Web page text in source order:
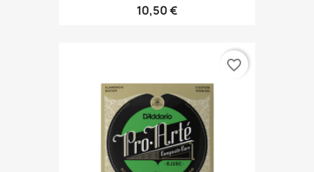
10,50 €
favorite_border